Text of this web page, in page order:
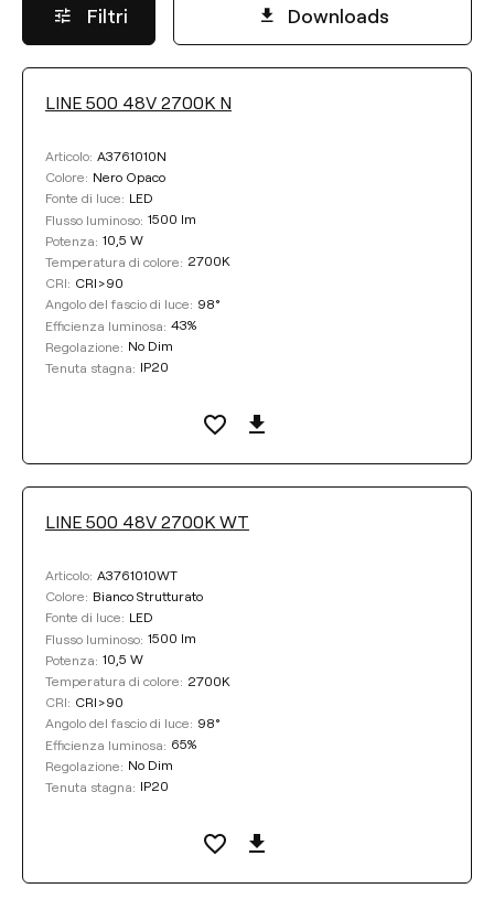
Filtri Downloads
FLUSSO LUMINOSO
Selezionare
TEMPERATURA DI COLORE
Selezionare
REGOLAZIONE
No Dim
COLORE
LINE 500 48V 2700K N
Articolo: A3761010N
Colore: Nero Opaco
Fonte di luce: LED
Flusso luminoso: 1500 lm
Potenza: 10,5 W
Temperatura di colore: 2700K
CRI: CRI>90
Angolo del fascio di luce: 98°
Efficienza luminosa: 43%
Regolazione: No Dim
Tenuta stagna: IP20
LINE 500 48V 2700K WT
Articolo: A3761010WT
Colore: Bianco Strutturato
Fonte di luce: LED
Flusso luminoso: 1500 lm
Potenza: 10,5 W
Temperatura di colore: 2700K
CRI: CRI>90
Angolo del fascio di luce: 98°
Efficienza luminosa: 65%
Regolazione: No Dim
Tenuta stagna: IP20